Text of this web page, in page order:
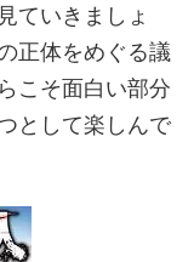
ていきましょ
正体をめぐる議
こそ面白い部分
として楽しんで